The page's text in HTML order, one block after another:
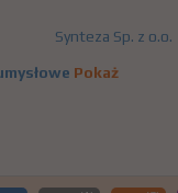
Synteza Sp. z o.o.
Pokaż